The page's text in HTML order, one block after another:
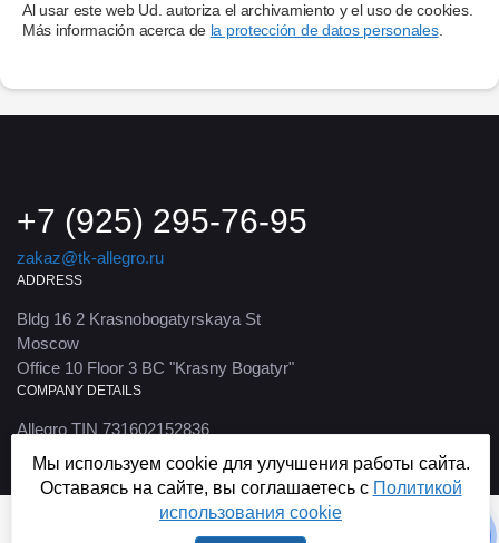
Al usar este web Ud. autoriza el archivamiento y el uso de cookies.
Más información acerca de la protección de datos personales.
+7 (925) 295-76-95
zakaz@tk-allegro.ru
ADDRESS
Bldg 16 2 Krasnobogatyrskaya St
Moscow
Office 10 Floor 3 BC "Krasny Bogatyr"
COMPANY DETAILS
Allegro TIN 731602152836
© 2004 – 2026
Мы используем cookie для улучшения работы сайта.
Оставаясь на сайте, вы соглашаетесь с Политикой
использования cookie